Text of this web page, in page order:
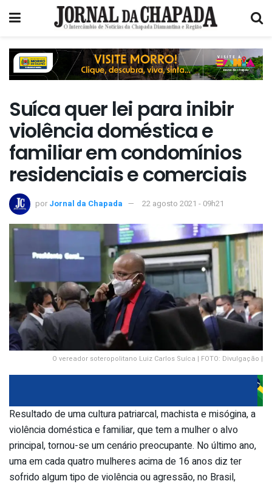
Suíca quer lei para inibir
violência doméstica e
familiar em condomínios
residenciais e comerciais
por Jornal da Chapada 22 agosto 2021 - 09h21
O vereador soteropolitano Luiz Carlos Suíca | FOTO: Divulgação |
Resultado de uma cultura patriarcal, machista e misógina, a
violência doméstica e familiar, que tem a mulher o alvo
principal, tornou-se um cenário preocupante. No último ano,
uma em cada quatro mulheres acima de 16 anos diz ter
sofrido algum tipo de violência ou agressão, no Brasil,